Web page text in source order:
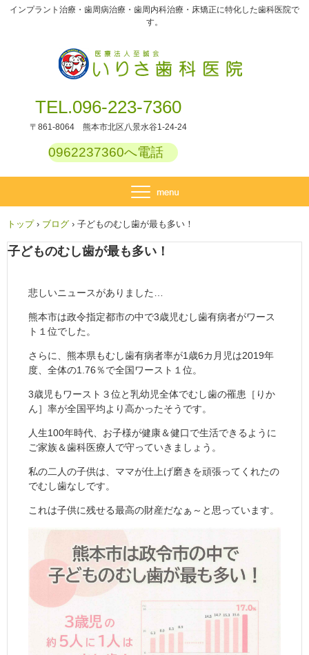
インプラント治療・歯周病治療・歯周内科治療・床矯正に特化した歯科医院で
す。
TEL.096-223-7360
〒861-8064 熊本市北区八景水谷1-24-24
0962237360へ電話
トップ › ブログ › 子どものむし歯が最も多い！
子どものむし歯が最も多い！
悲しいニュースがありました…
熊本市は政令指定都市の中で3歳児むし歯有病者がワース
ト１位でした。
さらに、熊本県もむし歯有病者率が1歳6カ月児は2019年
度、全体の1.76％で全国ワースト１位。
3歳児もワースト３位と乳幼児全体でむし歯の罹患［りか
ん］率が全国平均より高かったそうです。
人生100年時代、お子様が健康＆健口で生活できるように
ご家族＆歯科医療人で守っていきましょう。
私の二人の子供は、ママが仕上げ磨きを頑張ってくれたの
でむし歯なしです。
これは子供に残せる最高の財産だなぁ～と思っています。